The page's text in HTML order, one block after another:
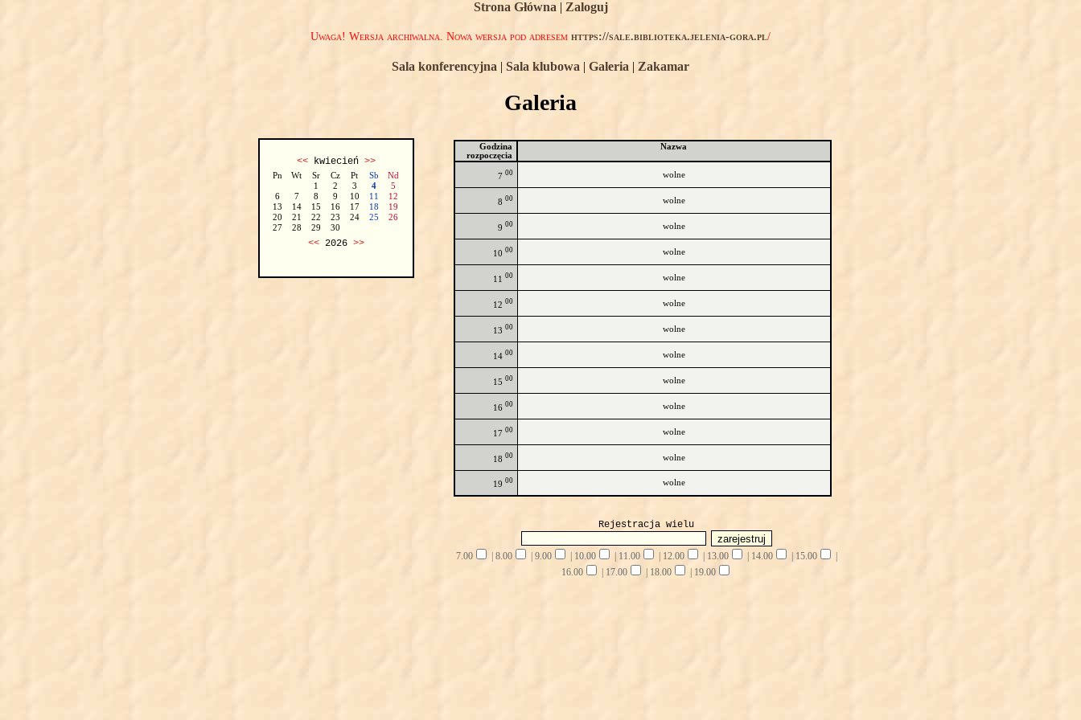
Strona Główna | Zaloguj
Uwaga! Wersja archiwalna. Nowa wersja pod adresem https://sale.biblioteka.jelenia-gora.pl/
Sala konferencyjna | Sala klubowa | Galeria | Zakamar
Galeria
<<kwiecień >>
Pn Wt Sr Cz Pt Sb
Nd
1
2 3 4
5
6
7 8 9 10 11
12
13
14 15 16 17 18
19
20
21 22 23 24 25
26
27
28 29 30
<<2026 >>
Godzina
rozpoczęcia
Nazwa
7 00 wolne
8 00 wolne
9 00 wolne
10 00 wolne
11 00 wolne
12 00 wolne
13 00 wolne
14 00 wolne
15 00 wolne
16 00 wolne
17 00 wolne
18 00 wolne
19 00 wolne
Rejestracja wielu
7.00 8.00 9.00 10.00 11.00 12.00 13.00 14.00 15.00
16.00
17.00 18.00 19.00